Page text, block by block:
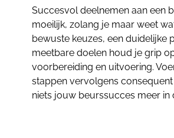
Succesvol deelnemen aan een
moeilijk, zolang je maar weet
bewuste keuzes, een duidelijke
meetbare doelen houd je grip
voorbereiding en uitvoering.
stappen vervolgens
niets jouw beurssucces meer in